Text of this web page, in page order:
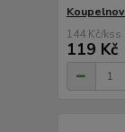
144 Kč/ks
119 Kč